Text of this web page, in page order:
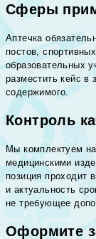
Сферы
Аптечка
постов,
образовательных
разместить кейс в
содержимого.
Контроль
Мы комплектуем
медицинскими
позиция проходит
и актуальность
не требующее
Оформите